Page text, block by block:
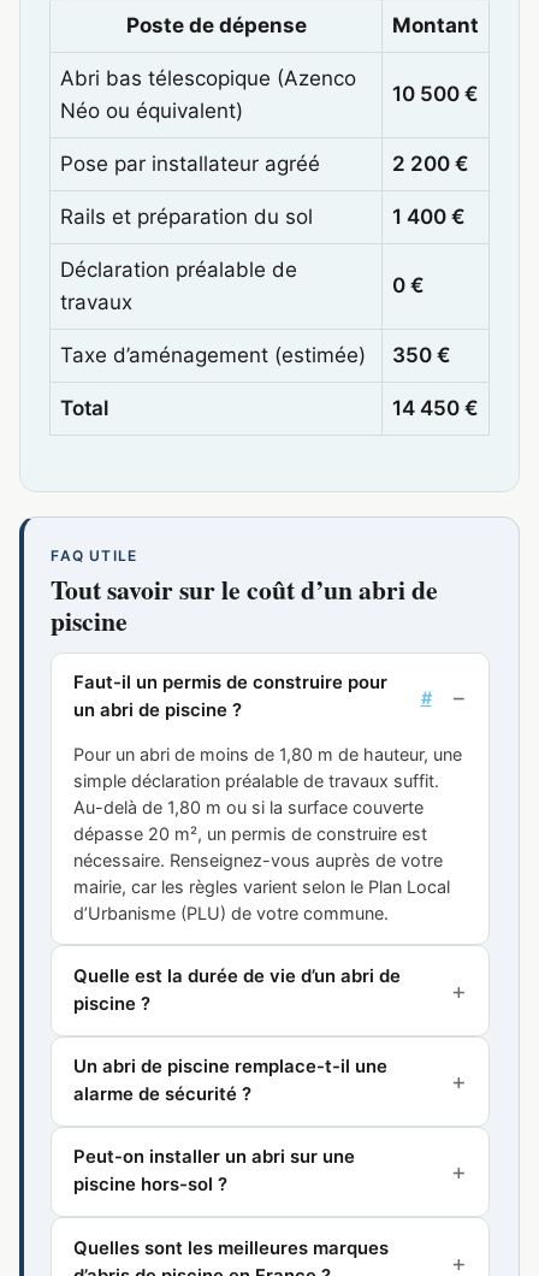
Poste de dépense Montant
Abri bas télescopique (Azenco
Néo ou équivalent)
10 500 €
Pose par installateur agréé 2 200 €
Rails et préparation du sol 1 400 €
Déclaration préalable de
travaux
0 €
Taxe d’aménagement (estimée) 350 €
Total 14 450 €
FAQ UTILE
Tout savoir sur le coût d’un abri de
piscine
Faut-il un permis de construire pour
un abri de piscine ?
#
Pour un abri de moins de 1,80 m de hauteur, une
simple déclaration préalable de travaux suffit.
Au-delà de 1,80 m ou si la surface couverte
dépasse 20 m², un permis de construire est
nécessaire. Renseignez-vous auprès de votre
mairie, car les règles varient selon le Plan Local
d’Urbanisme (PLU) de votre commune.
Quelle est la durée de vie d’un abri de
piscine ?
Un abri de piscine remplace-t-il une
alarme de sécurité ?
Peut-on installer un abri sur une
piscine hors-sol ?
Quelles sont les meilleures marques